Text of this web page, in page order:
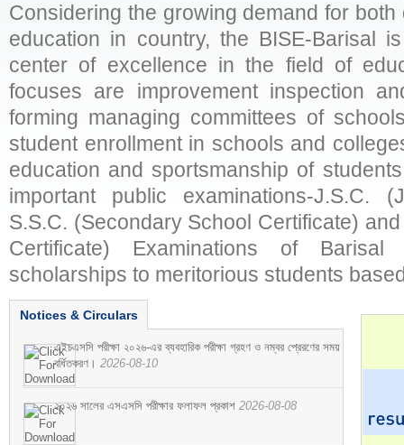
Considering the growing demand for
education in country, the BISE-Barisal
center of excellence in the field of
focuses are improvement inspection
forming managing committees of
student enrollment in schools and
education and sportsmanship of
important public examinations-J.S.C.
S.S.C. (Secondary School Certificate)
Certificate) Examinations of
scholarships to meritorious students
Notices & Circulars
এইচএসসি পরীক্ষা ২০২৬-এর ব্যবহারিক পরীক্ষা গ্রহণ ও নম্বর প্রেরণের সময়
বর্ধিতকরণ। 2026-08-10
২০২৬ সালের এসএসসি পরীক্ষার ফলাফল প্রকাশ 2026-08-08